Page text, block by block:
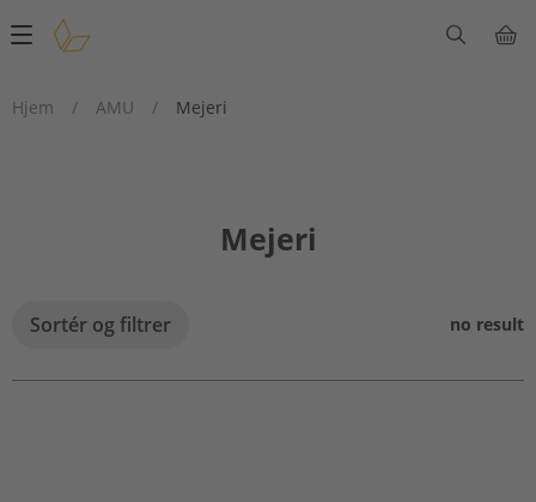
Main
Hjem
/ AMU / Mejeri
Mejeri
Sortér og filtrer no result